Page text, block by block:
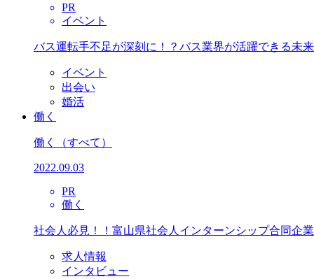
PR
イベント
バス運転手不足が深刻に！？バス業界が活躍できる未
イベント
出会い
婚活
働く
働く （すべて）
2022.09.03
PR
働く
社会人必見！！富山県社会人インターンシップ合同企
求人情報
インタビュー